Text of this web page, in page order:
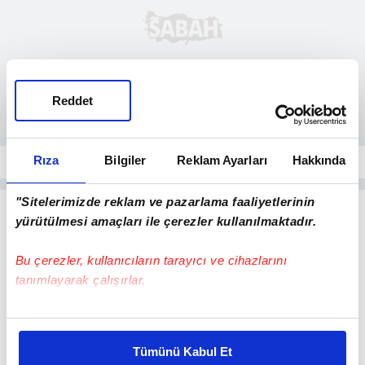
Rıza Bilgiler Reklam Ayarları Hakkında
"Sitelerimizde reklam ve pazarlama faaliyetlerinin
yürütülmesi amaçları ile çerezler kullanılmaktadır.
Bu çerezler, kullanıcıların tarayıcı ve cihazlarını
tanımlayarak çalışırlar.
Bu çerezlere izin vermeniz halinde sizlere özel
daha iyi reklam deneyimi yaşatabiliriz. Bunu yaparken
Tümünü Kabul Et
Reddet